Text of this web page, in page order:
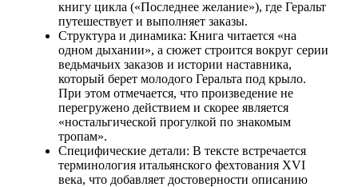
книгу цикла («Последнее желание»), где Геральт
путешествует и выполняет заказы.
Структура и динамика: Книга читается «на
одном дыхании», а сюжет строится вокруг серии
ведьмачьих заказов и истории наставника,
который берет молодого Геральта под крыло.
При этом отмечается, что произведение не
перегружено действием и скорее является
«ностальгической прогулкой по знакомым
тропам».
Специфические детали: В тексте встречается
терминология итальянского фехтования XVI
века, что добавляет достоверности описанию